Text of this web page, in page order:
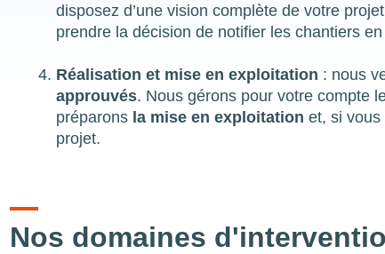
disposez d’une vision complète de votre
prendre la décision de notifier les chantiers
Réalisation et mise en exploitation : nous
approuvés. Nous gérons pour votre compte
préparons la mise en exploitation et, si
projet.
Nos domaines